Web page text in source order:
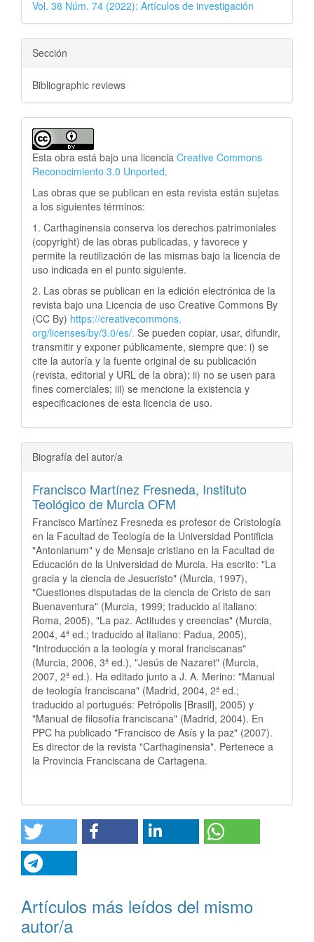
Vol. 38 Núm. 74 (2022): Artículos de investigación
Sección
Bibliographic reviews
Esta obra está bajo una licencia Creative Commons
Reconocimiento 3.0 Unported.
Las obras que se publican en esta revista están sujetas
a los siguientes términos:
1. Carthaginensia conserva los derechos patrimoniales
(copyright) de las obras publicadas, y favorece y
permite la reutilización de las mismas bajo la licencia de
uso indicada en el punto siguiente.
2. Las obras se publican en la edición electrónica de la
revista bajo una Licencia de uso Creative Commons By
(CC By) https://creativecommons.
org/licenses/by/3.0/es/. Se pueden copiar, usar, difundir,
transmitir y exponer públicamente, siempre que: i) se
cite la autoría y la fuente original de su publicación
(revista, editorial y URL de la obra); ii) no se usen para
fines comerciales; iii) se mencione la existencia y
especificaciones de esta licencia de uso.
Biografía del autor/a
Francisco Martínez Fresneda, Instituto
Teológico de Murcia OFM
Francisco Martínez Fresneda es profesor de Cristología
en la Facultad de Teología de la Universidad Pontificia
"Antonianum" y de Mensaje cristiano en la Facultad de
Educación de la Universidad de Murcia. Ha escrito: "La
gracia y la ciencia de Jesucristo" (Murcia, 1997),
"Cuestiones disputadas de la ciencia de Cristo de san
Buenaventura" (Murcia, 1999; traducido al italiano:
Roma, 2005), "La paz. Actitudes y creencias" (Murcia,
2004, 4ª ed.; traducido al italiano: Padua, 2005),
"Introducción a la teología y moral franciscanas"
(Murcia, 2006, 3ª ed.), "Jesús de Nazaret" (Murcia,
2007, 2ª ed.). Ha editado junto a J. A. Merino: "Manual
de teología franciscana" (Madrid, 2004, 2ª ed.;
traducido al portugués: Petrópolis [Brasil], 2005) y
"Manual de filosofía franciscana" (Madrid, 2004). En
PPC ha publicado "Francisco de Asís y la paz" (2007).
Es director de la revista "Carthaginensia". Pertenece a
la Provincia Franciscana de Cartagena.
Artículos más leídos del mismo
autor/a